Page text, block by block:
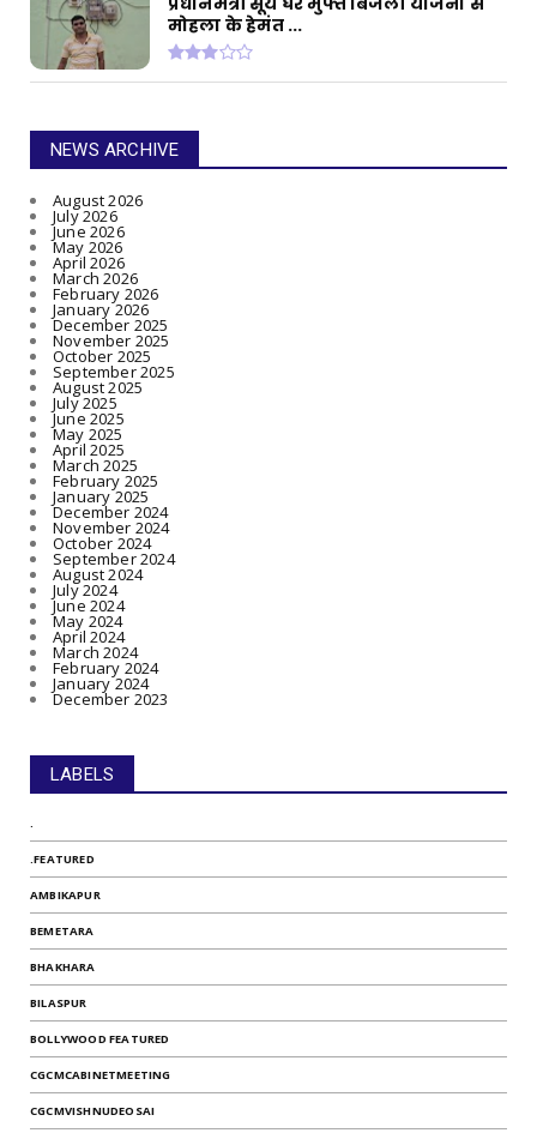
मोहला के हेमंत ...
NEWS ARCHIVE
August 2026
July 2026
June 2026
May 2026
April 2026
March 2026
February 2026
January 2026
December 2025
November 2025
October 2025
September 2025
August 2025
July 2025
June 2025
May 2025
April 2025
March 2025
February 2025
January 2025
December 2024
November 2024
October 2024
September 2024
August 2024
July 2024
June 2024
May 2024
April 2024
March 2024
February 2024
January 2024
December 2023
LABELS
.
.FEATURED
AMBIKAPUR
BEMETARA
BHAKHARA
BILASPUR
BOLLYWOOD FEATURED
CGCMCABINETMEETING
CGCMVISHNUDEOSAI